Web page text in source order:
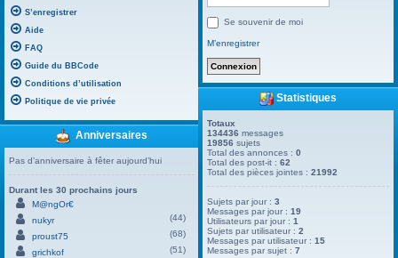
S’enregistrer
Aide
FAQ
Guide du BBCode
Conditions d’utilisation
Politique de vie privée
Anniversaires
Pas d’anniversaire à fêter aujourd’hui
Durant les 30 prochains jours
M@ngOr€
nukyr
(44)
proust75
(68)
grichkof
(51)
Se souvenir de moi
M’enregistrer
Statistiques
Totaux
134436 messages
19856 sujets
Total des annonces :0
Total des post-it :62
Total des pièces jointes :21992
Sujets par jour :3
Messages par jour :19
Utilisateurs par jour :1
Sujets par utilisateur :2
Messages par utilisateur :15
Messages par sujet :7